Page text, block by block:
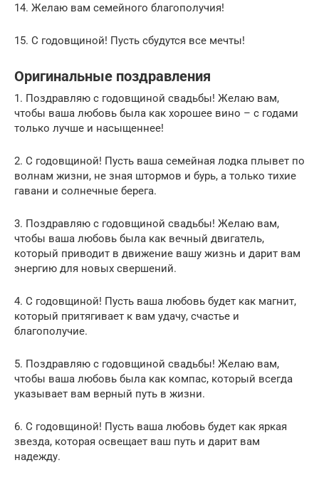
14. Желаю вам семейного благополучия!
15. С годовщиной! Пусть сбудутся все мечты!
Оригинальные поздравления
1. Поздравляю с годовщиной свадьбы! Желаю вам,
чтобы ваша любовь была как хорошее вино – с годами
только лучше и насыщеннее!
2. С годовщиной! Пусть ваша семейная лодка плывет по
волнам жизни, не зная штормов и бурь, а только тихие
гавани и солнечные берега.
3. Поздравляю с годовщиной свадьбы! Желаю вам,
чтобы ваша любовь была как вечный двигатель,
который приводит в движение вашу жизнь и дарит вам
энергию для новых свершений.
4. С годовщиной! Пусть ваша любовь будет как магнит,
который притягивает к вам удачу, счастье и
благополучие.
5. Поздравляю с годовщиной свадьбы! Желаю вам,
чтобы ваша любовь была как компас, который всегда
указывает вам верный путь в жизни.
6. С годовщиной! Пусть ваша любовь будет как яркая
звезда, которая освещает ваш путь и дарит вам
надежду.